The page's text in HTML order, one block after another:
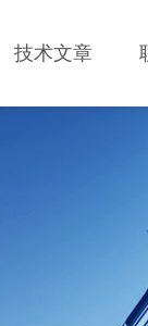
技术文章